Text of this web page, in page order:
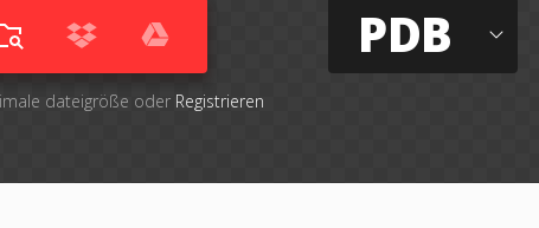
dateigröße oder Registrieren
PDB